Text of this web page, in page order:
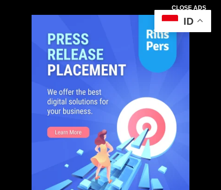
CLOSE ADS
ID